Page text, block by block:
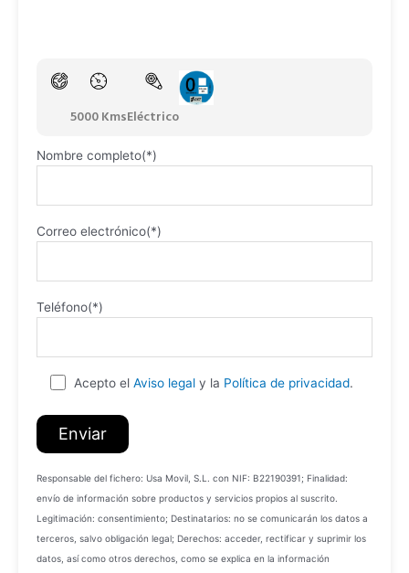
5000 KmsEléctrico
Nombre completo(*)
Correo electrónico(*)
Teléfono(*)
Acepto el Aviso legaly la Política de privacidad.
Responsable del fichero: Usa Movil, S.L. con NIF: B22190391; Finalidad:
envío de información sobre productos y servicios propios al suscrito.
Legitimación: consentimiento; Destinatarios: no se comunicarán los datos a
terceros, salvo obligación legal; Derechos: acceder, rectificar y suprimir los
datos, así como otros derechos, como se explica en la información